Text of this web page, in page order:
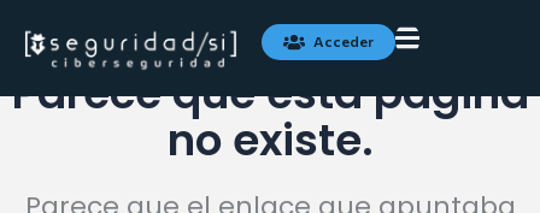
contenido
Acceder
Parece que esta página
no existe.